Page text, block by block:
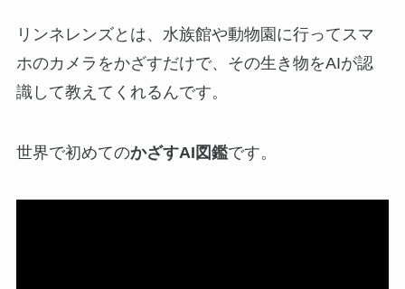
リンネレンズとは、水族館や動物園に行ってスマ
ホのカメラをかざすだけで、その生き物をAIが認
識して教えてくれるんです。
世界で初めてのかざすAI図鑑です。